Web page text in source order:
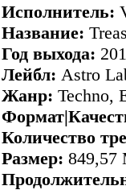
Исполнитель:
Название:
Год выхода:
Лейбл: Astro
Жанр: Techno,
Количество
Размер: 849,57